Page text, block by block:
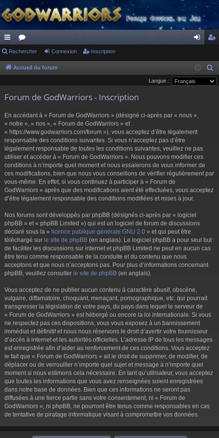
ac
co
ci
or
u
s
ne cri
pti
Rechercher Connexion Inscription
Accueil du forum
e
Langue :
Forum de GodWarriors - Inscription
En accédant à « Forum de GodWarriors » (désigné ci-après par « nous »,
« notre », « nos », « Forum de GodWarriors » et
« https://www.godwarriors.com/forum »), vous acceptez d’être légalement
responsable des conditions suivantes. Si vous n’acceptez pas d’être
légalement responsable de toutes les conditions suivantes, veuillez ne pas
utiliser et accéder à « Forum de GodWarriors ». Nous pouvons modifier ces
conditions à n’importe quel moment et nous essaierons de vous informer de
ces modifications, bien que nous vous conseillons de vérifier régulièrement par
vous-même. En effet, si vous continuez à participer à « Forum de
GodWarriors » après que des modifications aient été effectuées, vous acceptez
d’être légalement responsable des conditions modifiées et mises à jour.
Nos forums sont développés par phpBB (désignés ci-après par « logiciel
phpBB » et « phpBB Limited ») qui est un logiciel de forum de discussions
déclaré sous la « licence publique générale GNU 2.0 » et qui peut être
téléchargé sur le site de phpBB (en anglais). Le logiciel phpBB a pour seul but
de faciliter les discussions sur internet et phpBB Limited ne peut en aucun cas
être tenu comme responsable de la conduite et du contenu que nous
acceptons et que nous n’acceptons pas. Pour plus d’informations concernant
phpBB, veuillez consulter le site de phpBB (en anglais).
Vous acceptez de ne publier aucun contenu à caractère abusif, obscène,
vulgaire, diffamatoire, choquant, menaçant, pornographique, etc. qui pourrait
transgresser la législation de votre pays, du pays dans lequel le serveur de
« Forum de GodWarriors » est hébergé ou encore la loi internationale. Si vous
ne respectez pas ces dispositions, vous vous exposez à un bannissement
immédiat et définitif et nous nous réservons le droit d’avertir votre fournisseur
d’accès à internet et les autorités officielles. L’adresse IP de tous les messages
est enregistrée afin d’aider au renforcement de ces conditions. Vous acceptez
le fait que « Forum de GodWarriors » ait le droit de supprimer, de modifier, de
déplacer ou de verrouiller n’importe quel sujet et message à n’importe quel
moment si nous estimons cela nécessaire. En tant qu’utilisateur, vous acceptez
que toutes les informations que vous avez renseignées soient enregistrées
dans notre base de données. Bien que ces informations ne seront pas
diffusées à une tierce partie sans votre consentement, ni « Forum de
GodWarriors », ni phpBB, ne pourront être tenus comme responsables en cas
de tentative de piratage informatique visant à compromettre vos données.